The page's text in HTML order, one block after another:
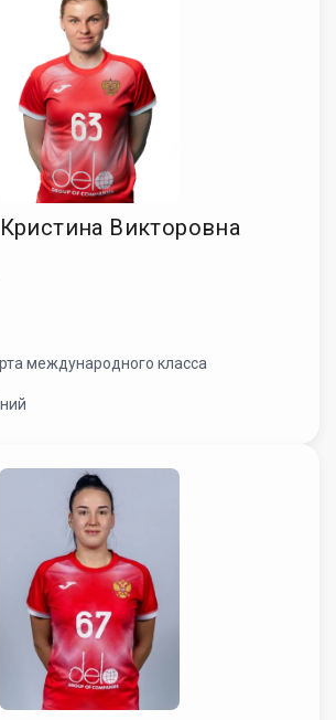
Викторовна
международного класса